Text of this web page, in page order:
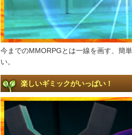
今までのMMORPGとは一線を画す、簡
い。
楽しいギミックがいっぱい！